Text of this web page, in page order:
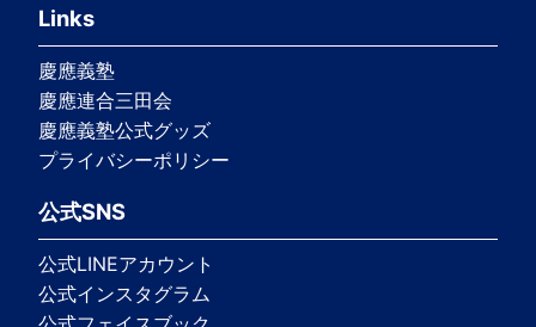
Links
慶應義塾
慶應連合三田会
慶應義塾公式グッズ
プライバシーポリシー
公式SNS
公式LINEアカウント
公式インスタグラム